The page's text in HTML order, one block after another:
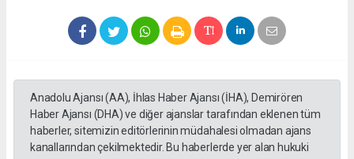
Anadolu Ajansı (AA), İhlas Haber Ajansı (İHA), Demirören
Haber Ajansı (DHA) ve diğer ajanslar tarafından eklenen tüm
haberler, sitemizin editörlerinin müdahalesi olmadan ajans
kanallarından çekilmektedir. Bu haberlerde yer alan hukuki